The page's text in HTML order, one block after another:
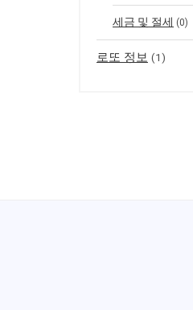
세금 및 절세 (0)
로또 정보 (1)